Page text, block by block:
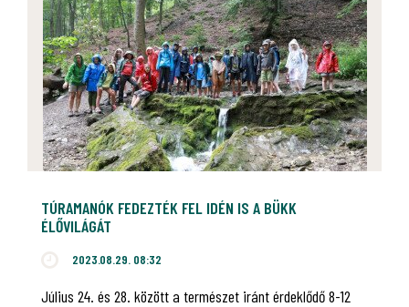
TÚRAMANÓK FEDEZTÉK FEL IDÉN IS A BÜKK
ÉLŐVILÁGÁT
2023.08.29. 08:32
Július 24. és 28. között a természet iránt érdeklődő 8-12